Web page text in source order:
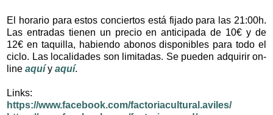
El horario para estos conciertos está fijado para las 21:00h.
Las entradas tienen un precio en anticipada de 10€ y de
12€ en taquilla, habiendo abonos disponibles para todo el
ciclo. Las localidades son limitadas. Se pueden adquirir on-
line aquíy aquí.
Links:
https://www.facebook.com/factoriacultural.aviles/